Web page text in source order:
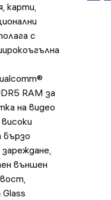
карти,
с
RAM за
на видео
бързо
външен